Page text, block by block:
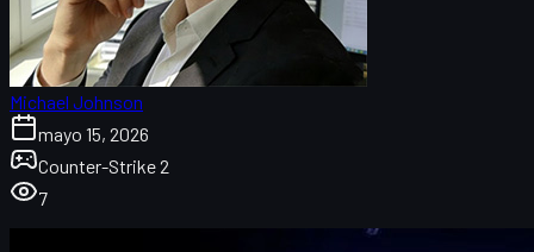
Michael Johnson
mayo 15, 2026
Counter-Strike 2
7
Introducción: el eterno debate sobre el mejor jugador